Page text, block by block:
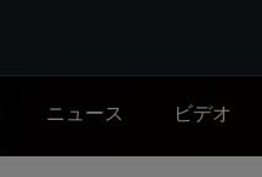
ニュース ビデオ